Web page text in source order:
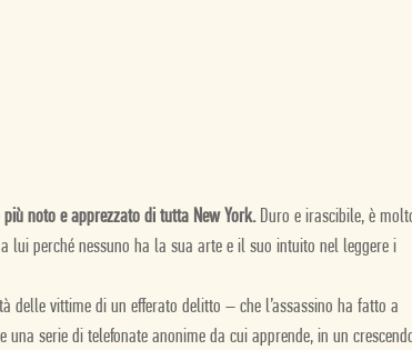
noto e apprezzato di tutta New York. Duro e irascibile, è
perché nessuno ha la sua arte e il suo intuito nel leggere i
delle vittime di un efferato delitto – che l’assassino ha fatto a
serie di telefonate anonime da cui apprende, in un